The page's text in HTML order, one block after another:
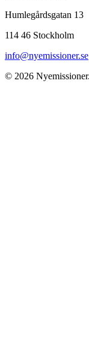
Humlegårdsgatan 13
114 46 Stockholm
info@nyemissioner.se
© 2026